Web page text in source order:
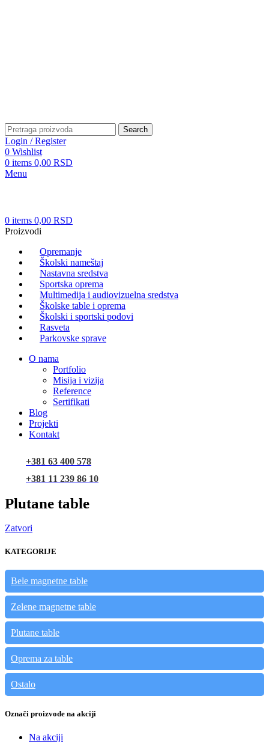
Search
Login / Register
0 Wishlist
0 items 0,00 RSD
Menu
0 items 0,00 RSD
Proizvodi
Opremanje
Školski nameštaj
Nastavna sredstva
Sportska oprema
Multimedija i audiovizuelna sredstva
Školske table i oprema
Školski i sportski podovi
Rasveta
Parkovske sprave
O nama
Portfolio
Misija i vizija
Reference
Sertifikati
Blog
Projekti
Kontakt
+381 63 400 578
+381 11 239 86 10
Plutane table
Zatvori
KATEGORIJE
Bele magnetne table
Zelene magnetne table
Plutane table
Oprema za table
Ostalo
Označi proizvode na akciji
Na akciji